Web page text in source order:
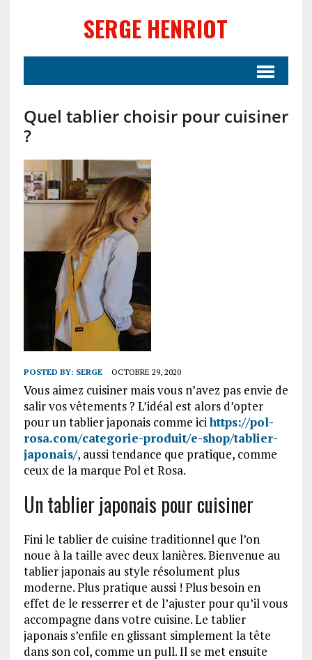
SERGE HENRIOT
Quel tablier choisir pour cuisiner
?
POSTED BY: SERGE OCTOBRE 29, 2020
Vous aimez cuisiner mais vous n’avez pas envie de
salir vos vêtements ? L’idéal est alors d’opter
pour un tablier japonais comme icihttps://pol-
rosa.com/categorie-produit/e-shop/tablier-
japonais/, aussi tendance que pratique, comme
ceux de la marque Pol et Rosa.
Un tablier japonais pour cuisiner
Fini le tablier de cuisine traditionnel que l’on
noue à la taille avec deux lanières. Bienvenue au
tablier japonais au style résolument plus
moderne. Plus pratique aussi ! Plus besoin en
effet de le resserrer et de l’ajuster pour qu’il vous
accompagne dans votre cuisine. Le tablier
japonais s’enfile en glissant simplement la tête
dans son col, comme un pull. Il se met ensuite